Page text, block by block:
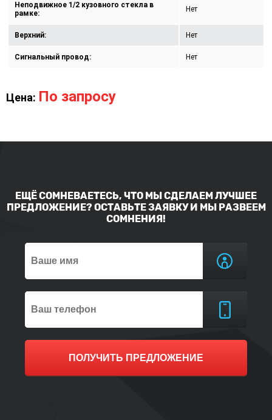
Неподвижное 1/2 кузовного стекла в
рамке:
Нет
Верхний: Нет
Сигнальный провод: Нет
Цена: По запросу
ЕЩЁ СОМНЕВАЕТЕСЬ, ЧТО МЫ СДЕЛАЕМ ЛУЧШЕЕ
ПРЕДЛОЖЕНИЕ? ОСТАВЬТЕ ЗАЯВКУ И МЫ РАЗВЕЕМ
СОМНЕНИЯ!
ПОЛУЧИТЬ ПРЕДЛОЖЕНИЕ